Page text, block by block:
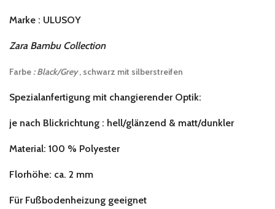
Marke : ULUSOY
Zara Bambu Collection
Farbe : Black/Grey, schwarz mit silberstreifen
Spezialanfertigung mit changierender Optik:
je nach Blickrichtung : hell/glänzend & matt/dunkler
Material: 100 % Polyester
Florhöhe: ca. 2 mm
Für Fußbodenheizung geeignet